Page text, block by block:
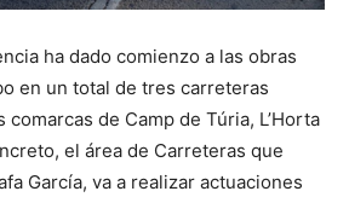
ha dado comienzo a las obras
en un total de tres carreteras
de Camp de Túria, L’Horta
el área de Carreteras que
García, va a realizar actuaciones